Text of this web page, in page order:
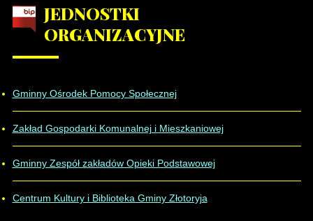
JEDNOSTKI
ORGANIZACYJNE
Gminny Ośrodek Pomocy Społecznej
Zakład Gospodarki Komunalnej i Mieszkaniowej
Gminny Zespół zakładów Opieki Podstawowej
Centrum Kultury i Biblioteka Gminy Złotoryja